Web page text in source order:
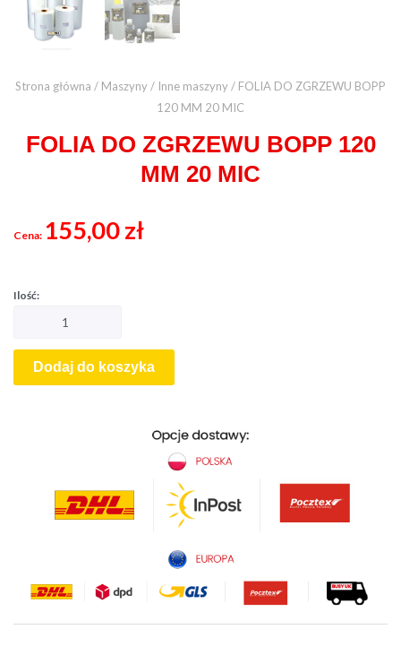
Strona główna / Maszyny/ Inne maszyny/ FOLIA DO ZGRZEWU BOPP
120 MM 20 MIC
FOLIA DO ZGRZEWU BOPP 120
MM 20 MIC
155,00zł
Dodaj do koszyka